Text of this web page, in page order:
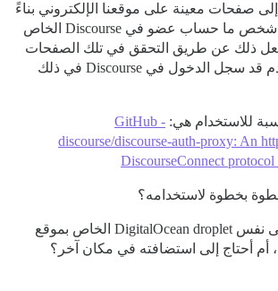
صفحات معينة على موقعنا الإلكتروني بناءً
على ما إذا كان لدى شخص ما حساب عضو في Discourse الخاص
ذلك عن طريق التحقق في تلك الصفحات
مما إذا كان المستخدم قد سجل الدخول في Discourse في ذلك
للاستخدام هي: GitHub -
discourse/discourse-auth-proxy: An
DiscourseConnect protocol
بخطوة لاستخدامه؟
هل يمكنني تثبيته على نفس DigitalOcean droplet الخاص بموقع